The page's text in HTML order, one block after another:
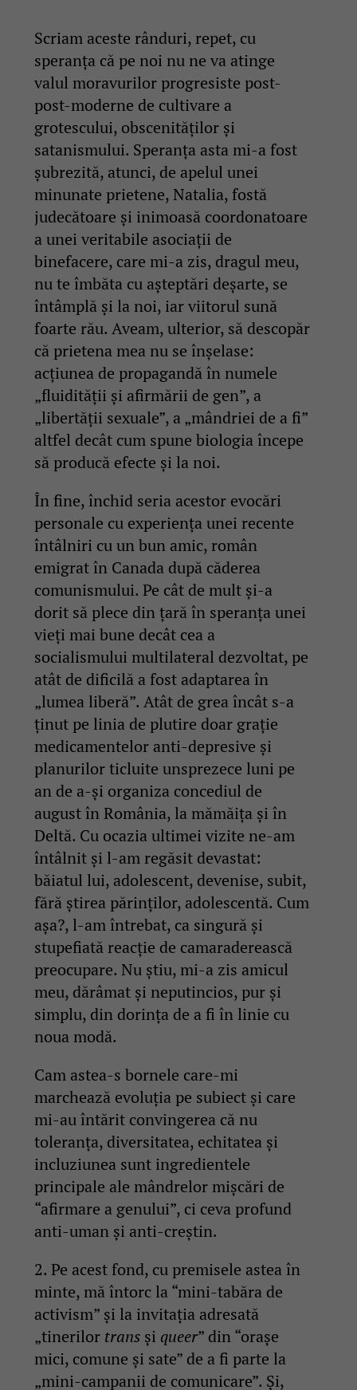
Scriam aceste rânduri, repet, cu
speranța că pe noi nu ne va atinge
valul moravurilor progresiste post-
post-moderne de cultivare a
grotescului, obscenităților și
satanismului. Speranța asta mi-a fost
șubrezită, atunci, de apelul unei
minunate prietene, Natalia, fostă
judecătoare și inimoasă coordonatoare
a unei veritabile asociații de
binefacere, care mi-a zis, dragul meu,
nu te îmbăta cu așteptări deșarte, se
întâmplă și la noi, iar viitorul sună
foarte rău. Aveam, ulterior, să descopăr
că prietena mea nu se înșelase:
acțiunea de propagandă în numele
„fluidității și afirmării de gen”, a
„libertății sexuale”, a „mândriei de a fi”
altfel decât cum spune biologia începe
să producă efecte și la noi.
În fine, închid seria acestor evocări
personale cu experiența unei recente
întâlniri cu un bun amic, român
emigrat în Canada după căderea
comunismului. Pe cât de mult și-a
dorit să plece din țară în speranța unei
vieți mai bune decât cea a
socialismului multilateral dezvoltat, pe
atât de dificilă a fost adaptarea în
„lumea liberă”. Atât de grea încât s-a
ținut pe linia de plutire doar grație
medicamentelor anti-depresive și
planurilor ticluite unsprezece luni pe
an de a-și organiza concediul de
august în România, la mămăița și în
Deltă. Cu ocazia ultimei vizite ne-am
întâlnit și l-am regăsit devastat:
băiatul lui, adolescent, devenise, subit,
fără știrea părinților, adolescentă. Cum
așa?, l-am întrebat, ca singură și
stupefiată reacție de camaraderească
preocupare. Nu știu, mi-a zis amicul
meu, dărâmat și neputincios, pur și
simplu, din dorința de a fi în linie cu
noua modă.
Cam astea-s bornele care-mi
marchează evoluția pe subiect și care
mi-au întărit convingerea că nu
toleranța, diversitatea, echitatea și
incluziunea sunt ingredientele
principale ale mândrelor mișcări de
“afirmare a genului”, ci ceva profund
anti-uman și anti-creștin.
2. Pe acest fond, cu premisele astea în
minte, mă întorc la “mini-tabăra de
activism” și la invitația adresată
„tinerilor trans și queer” din “orașe
mici, comune și sate” de a fi parte la
„mini-campanii de comunicare”. Și,